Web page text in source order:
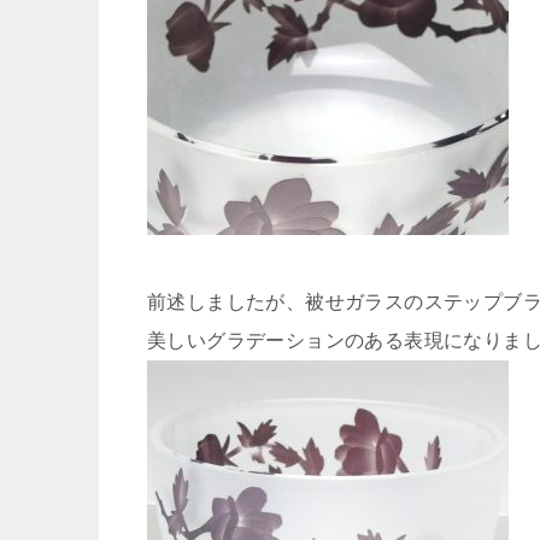
前述しましたが、被せガラスのステップブ
美しいグラデーションのある表現になりまし